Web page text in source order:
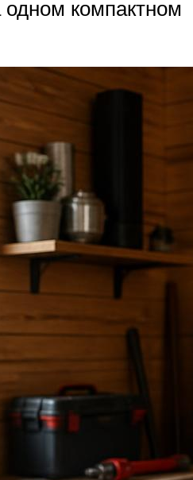
одном компактном